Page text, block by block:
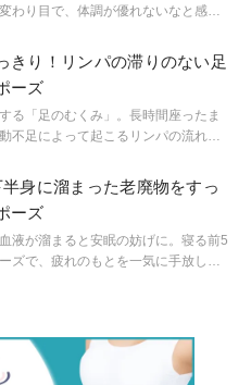
わり目で、体調が優れないなと感じ
因は、実は腸内環境が不安定になっ
のです。そこで注目を集めているの
だの内側からキレイをつくる「腸
じめられる「#腸活ライフ」を送るヒ
。
きり！リンパの滞りのない足
ーズ
る「足のむくみ」。長時間座ったま
不足によって起こるリンパの流れの
促すヨガポーズをして、むくみの解
けてみませんか？
身に溜まった老廃物をすっ
ーズ
液が溜まると安眠の妨げに。寝る前5
ズで、疲れのもとを一気に手放しま